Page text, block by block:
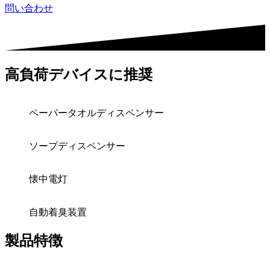
問い合わせ
高負荷デバイスに推奨
ペーパータオルディスペンサー
ソープディスペンサー
懐中電灯
自動着臭装置
製品特徴